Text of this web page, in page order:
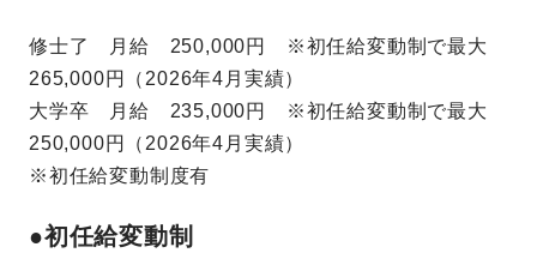
修士了 月給 250,000円 ※初任給変動制で最大
265,000円（2026年4月実績）
大学卒 月給 235,000円 ※初任給変動制で最大
250,000円（2026年4月実績）
※初任給変動制度有
●初任給変動制